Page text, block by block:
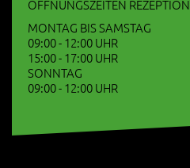
ÖFFNUNGSZEITEN REZEPTION
MONTAG BIS SAMSTAG
09:00 - 12:00 UHR
15:00 - 17:00 UHR
SONNTAG
09:00 - 12:00 UHR